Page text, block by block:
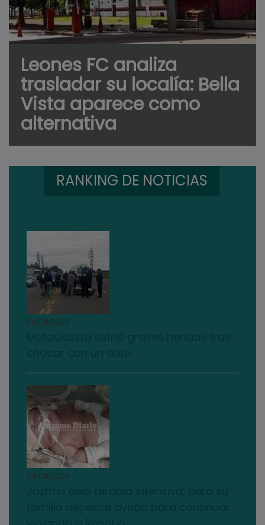
Leones FC analiza
trasladar su localía: Bella
Vista aparece como
alternativa
RANKING DE NOTICIAS
04/08/2026
04/08/2026